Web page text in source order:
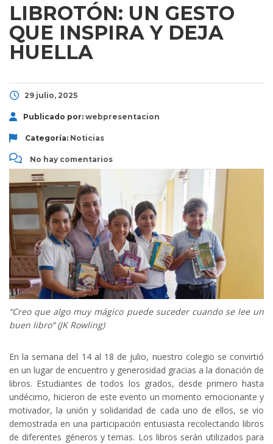
LIBROTÓN: UN GESTO
QUE INSPIRA Y DEJA
HUELLA
29 julio, 2025
Publicado por: webpresentacion
Categoría: Noticias
No hay comentarios
“Creo que algo muy mágico puede suceder cuando se lee un
buen libro” (JK Rowling)
En la semana del 14 al 18 de julio, nuestro colegio se convirtió
en un lugar de encuentro y generosidad gracias a la donación de
libros. Estudiantes de todos los grados, desde primero hasta
undécimo, hicieron de este evento un momento emocionante y
motivador, la unión y solidaridad de cada uno de ellos, se vio
demostrada en una participación entusiasta recolectando libros
de diferentes géneros y temas. Los libros serán utilizados para